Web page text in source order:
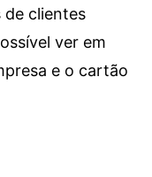
de clientes
ver em
e o cartão